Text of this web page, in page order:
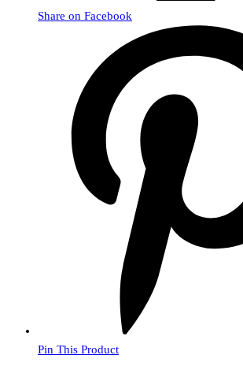
Share on Facebook
Pin This Product